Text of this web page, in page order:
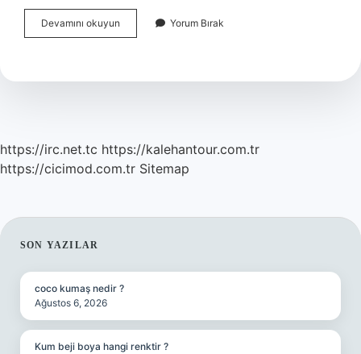
Devamını okuyun Kapıcıya
Ev
Var
Yorum Bırak
https://irc.net.tc https://kalehantour.com.tr
https://cicimod.com.tr Sitemap
SIDEBAR
SON YAZILAR
coco kumaş nedir ?
Ağustos 6, 2026
Kum beji boya hangi renktir ?